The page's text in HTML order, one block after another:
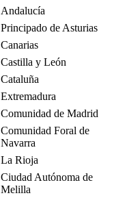
Andalucía
Principado de Asturias
Canarias
Castilla y León
Cataluña
Extremadura
Comunidad de Madrid
Comunidad Foral de
Navarra
La Rioja
Ciudad Autónoma de
Melilla